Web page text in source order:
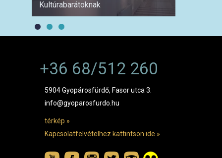
Kultúrabarátoknak
+36 68/512 260
5904 Gyopárosfürdő, Fasor utca 3.
info@gyoparosfurdo.hu
térkép »
Kapcsolatfelvételhez kattintson ide »